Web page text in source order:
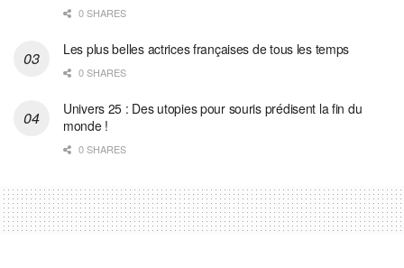
0 SHARES
Les plus belles actrices françaises de tous les temps
0 SHARES
Univers 25 : Des utopies pour souris prédisent la fin du
monde !
0 SHARES